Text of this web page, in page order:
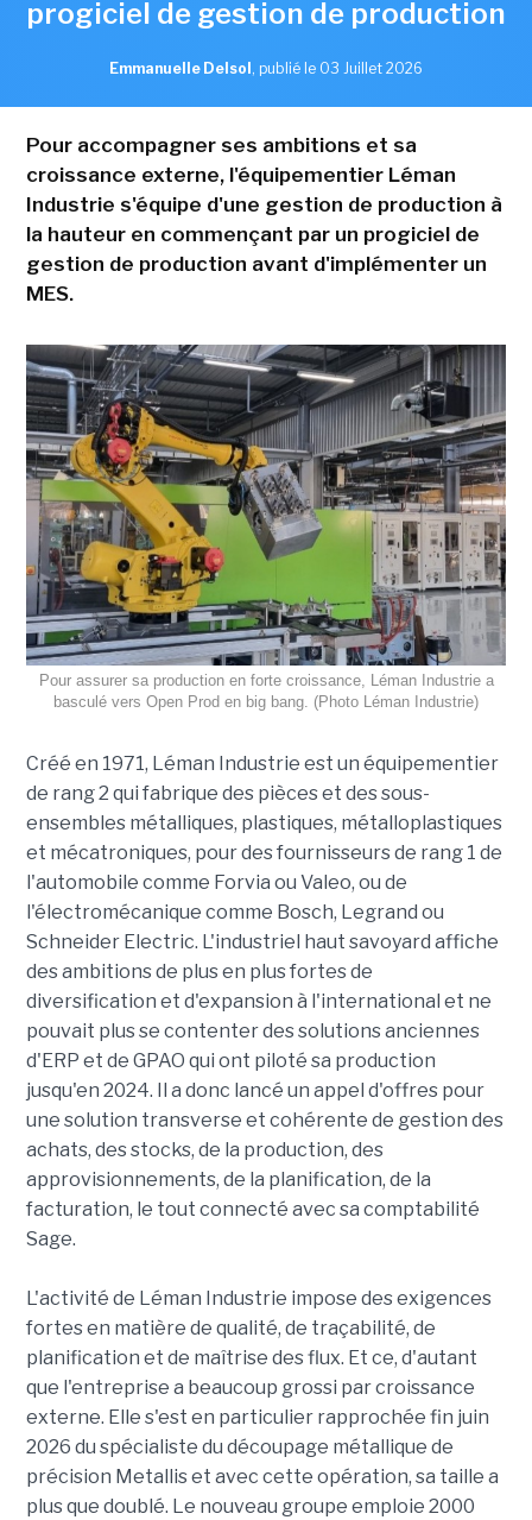
progiciel de gestion de production
Emmanuelle Delsol , publié le 03 Juillet 2026
Pour accompagner ses ambitions et sa
croissance externe, l'équipementier Léman
Industrie s'équipe d'une gestion de production à
la hauteur en commençant par un progiciel de
gestion de production avant d'implémenter un
MES.
Pour assurer sa production en forte croissance, Léman Industrie a
basculé vers Open Prod en big bang. (Photo Léman Industrie)
Créé en 1971, Léman Industrie est un équipementier
de rang 2 qui fabrique des pièces et des sous-
ensembles métalliques, plastiques, métalloplastiques
et mécatroniques, pour des fournisseurs de rang 1 de
l'automobile comme Forvia ou Valeo, ou de
l'électromécanique comme Bosch, Legrand ou
Schneider Electric. L'industriel haut savoyard affiche
des ambitions de plus en plus fortes de
diversification et d'expansion à l'international et ne
pouvait plus se contenter des solutions anciennes
d'ERP et de GPAO qui ont piloté sa production
jusqu'en 2024. Il a donc lancé un appel d'offres pour
une solution transverse et cohérente de gestion des
achats, des stocks, de la production, des
approvisionnements, de la planification, de la
facturation, le tout connecté avec sa comptabilité
Sage.
L'activité de Léman Industrie impose des exigences
fortes en matière de qualité, de traçabilité, de
planification et de maîtrise des flux. Et ce, d'autant
que l'entreprise a beaucoup grossi par croissance
externe. Elle s'est en particulier rapprochée fin juin
2026 du spécialiste du découpage métallique de
précision Metallis et avec cette opération, sa taille a
plus que doublé. Le nouveau groupe emploie 2000